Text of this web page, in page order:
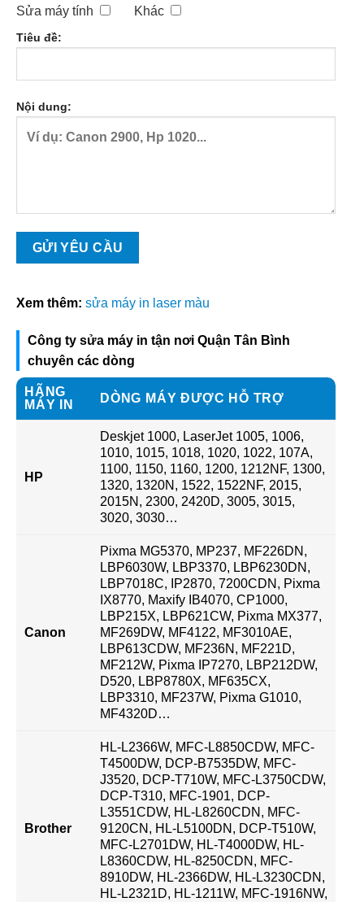
Sửa máy tính
Khác
Tiêu đề:
Nội dung:
Xem thêm: sửa máy in laser màu
Công ty sửa máy in tận nơi Quận Tân Bình
chuyên các dòng
HÃNG
MÁY IN
DÒNG MÁY ĐƯỢC HỖ TRỢ
HP
Deskjet 1000, LaserJet 1005, 1006,
1010, 1015, 1018, 1020, 1022, 107A,
1100, 1150, 1160, 1200, 1212NF, 1300,
1320, 1320N, 1522, 1522NF, 2015,
2015N, 2300, 2420D, 3005, 3015,
3020, 3030…
Canon
Pixma MG5370, MP237, MF226DN,
LBP6030W, LBP3370, LBP6230DN,
LBP7018C, IP2870, 7200CDN, Pixma
IX8770, Maxify IB4070, CP1000,
LBP215X, LBP621CW, Pixma MX377,
MF269DW, MF4122, MF3010AE,
LBP613CDW, MF236N, MF221D,
MF212W, Pixma IP7270, LBP212DW,
D520, LBP8780X, MF635CX,
LBP3310, MF237W, Pixma G1010,
MF4320D…
Brother
HL-L2366W, MFC-L8850CDW, MFC-
T4500DW, DCP-B7535DW, MFC-
J3520, DCP-T710W, MFC-L3750CDW,
DCP-T310, MFC-1901, DCP-
L3551CDW, HL-L8260CDN, MFC-
9120CN, HL-L5100DN, DCP-T510W,
MFC-L2701DW, HL-T4000DW, HL-
L8360CDW, HL-8250CDN, MFC-
8910DW, HL-2366DW, HL-L3230CDN,
HL-L2321D, HL-1211W, MFC-1916NW,